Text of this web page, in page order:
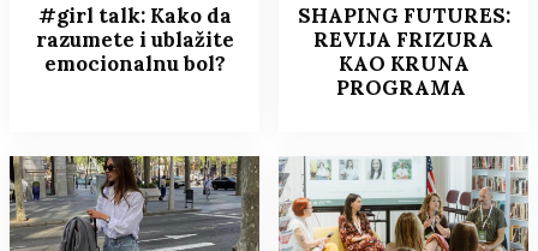
#girl talk: Kako da
razumete i ublažite
emocionalnu bol?
SHAPING FUTURES:
REVIJA FRIZURA
KAO KRUNA
PROGRAMA